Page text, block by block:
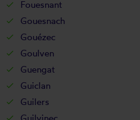
Fouesnant
Gouesnach
Gouézec
Goulven
Guengat
Guiclan
Guilers